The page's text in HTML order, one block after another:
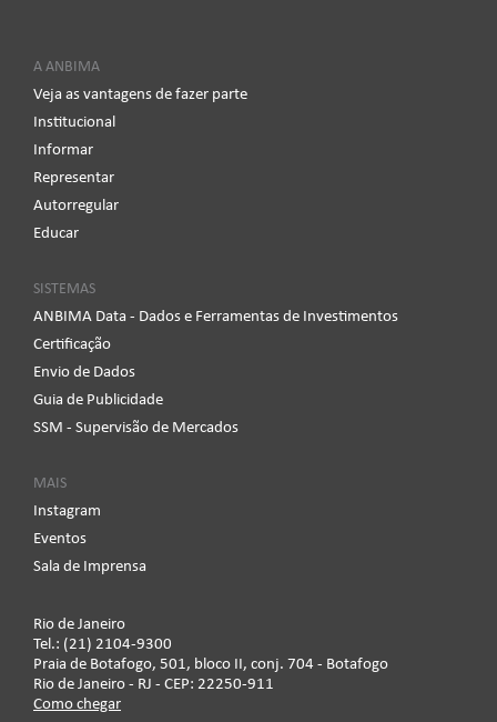
A ANBIMA
Veja as vantagens de fazer parte
Institucional
Informar
Representar
Autorregular
Educar
SISTEMAS
ANBIMA Data - Dados e Ferramentas de Investimentos
Certificação
Envio de Dados
Guia de Publicidade
SSM - Supervisão de Mercados
MAIS
Instagram
Eventos
Sala de Imprensa
Rio de Janeiro
Tel.: (21) 2104-9300
Praia de Botafogo, 501, bloco II, conj. 704 - Botafogo
Rio de Janeiro - RJ - CEP: 22250-911
Como chegar